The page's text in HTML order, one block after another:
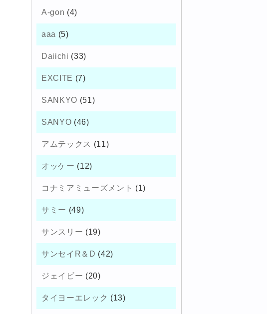
A-gon (4)
aaa (5)
Daiichi (33)
EXCITE (7)
SANKYO (51)
SANYO (46)
アムテックス (11)
オッケー (12)
コナミアミューズメント (1)
サミー (49)
サンスリー (19)
サンセイR＆D (42)
ジェイビー (20)
タイヨーエレック (13)